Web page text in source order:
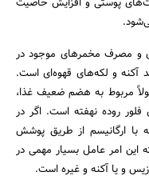
پوستی و افزایش خاصیت
و مصرف مخمرهای موجود در
و لکه‌های قهوه‌ای است.
مربوط به هضم ضعیف غذا،
روده نهفته است. اگر در
با ارگانیسم از طریق پوشش
این امر عامل بسیار مهمی در
و یا آکنه و غیره است.